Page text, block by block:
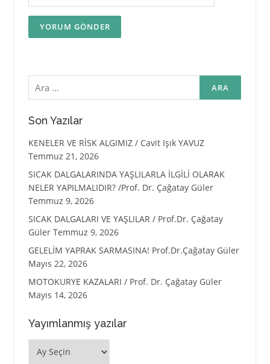
Arama:
Son Yazılar
KENELER VE RİSK ALGIMIZ / Cavit Işık YAVUZ
Temmuz 21, 2026
SICAK DALGALARINDA YAŞLILARLA İLGİLİ OLARAK
NELER YAPILMALIDIR? /Prof. Dr. Çağatay Güler
Temmuz 9, 2026
SICAK DALGALARI VE YAŞLILAR / Prof.Dr. Çağatay
Güler Temmuz 9, 2026
GELELİM YAPRAK SARMASINA! Prof.Dr.Çağatay Güler
Mayıs 22, 2026
MOTOKURYE KAZALARI / Prof. Dr. Çağatay Güler
Mayıs 14, 2026
Yayımlanmış yazılar
Yayımlanmış
yazılar